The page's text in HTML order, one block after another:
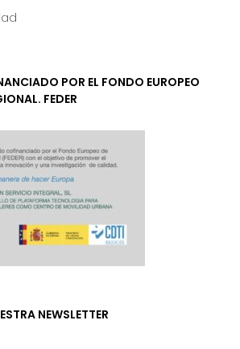
POR EL FONDO EUROPEO
FEDER
NEWSLETTER